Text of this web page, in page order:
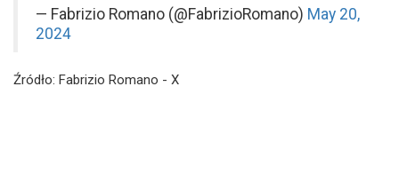
— Fabrizio Romano (@FabrizioRomano) May 20,
2024
Źródło: Fabrizio Romano - X